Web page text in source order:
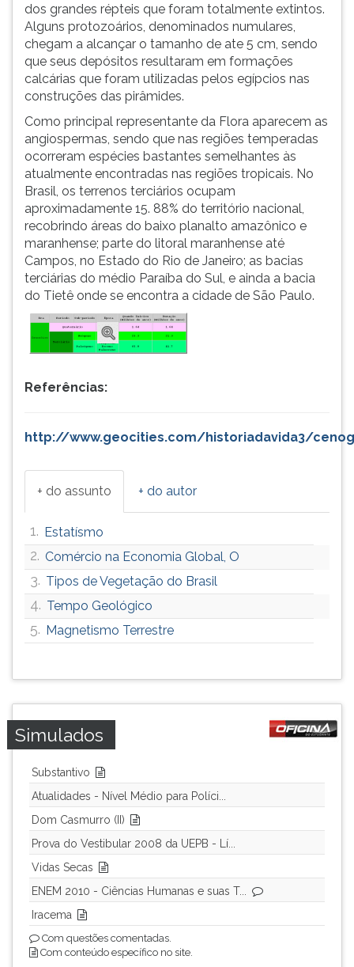
dos grandes répteis que foram totalmente extintos.
Alguns protozoários, denominados numulares,
chegam a alcançar o tamanho de ate 5 cm, sendo
que seus depósitos resultaram em formações
calcárias que foram utilizadas pelos egípcios nas
construções das pirâmides.
Como principal representante da Flora aparecem as
angiospermas, sendo que nas regiões temperadas
ocorreram espécies bastantes semelhantes às
atualmente encontradas nas regiões tropicais. No
Brasil, os terrenos terciários ocupam
aproximadamente 15. 88% do território nacional,
recobrindo áreas do baixo planalto amazônico e
maranhense; parte do litoral maranhense até
Campos, no Estado do Rio de Janeiro; as bacias
terciárias do médio Paraíba do Sul, e ainda a bacia
do Tietê onde se encontra a cidade de São Paulo.
Referências:
http://www.geocities.com/historiadavida3/
+ do assunto + do autor
1. Estatísmo
2. Comércio na Economia Global, O
3. Tipos de Vegetação do Brasil
4. Tempo Geológico
5. Magnetismo Terrestre
Simulados
Substantivo
Atualidades - Nível Médio para Políci...
Dom Casmurro (II)
Prova do Vestibular 2008 da UEPB - Lí...
Vidas Secas
ENEM 2010 - Ciências Humanas e suas T...
Iracema
Com questões comentadas.
Com conteúdo específico no site.